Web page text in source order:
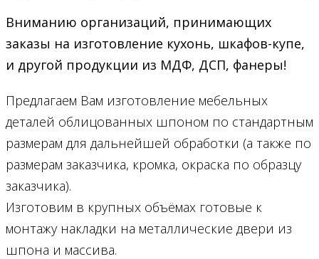
Вниманию организаций, принимающих
заказы на изготовление кухонь, шкафов-купе,
и другой продукции из МДФ, ДСП, фанеры!
Предлагаем Вам изготовление мебельных
деталей облицованных шпоном по стандартным
размерам для дальнейшей обработки (а также по
размерам заказчика, кромка, окраска по образцу
заказчика).
Изготовим в крупных объёмах готовые к
монтажу накладки на металлические двери из
шпона и массива.